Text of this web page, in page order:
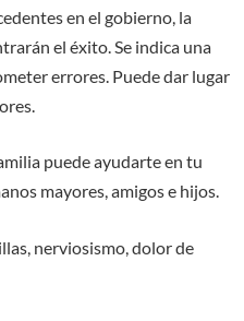
en el gobierno, la
el éxito. Se indica una
errores. Puede dar lugar
puede ayudarte en tu
mayores, amigos e hijos.
nerviosismo, dolor de